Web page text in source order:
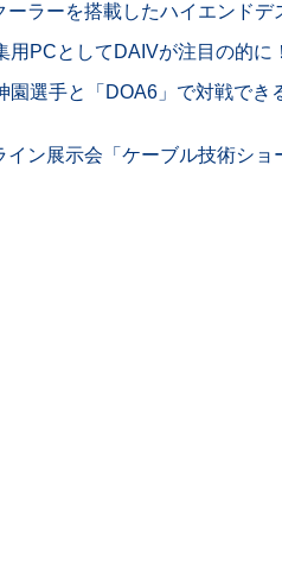
ラーを搭載したハイエンドデ
PCとしてDAIVが注目の的に
園選手と「DOA6」で対戦でき
ン展示会「ケーブル技術ショ